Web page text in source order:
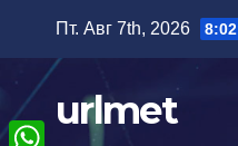
содержимому
Пт. Авг 7th, 2026
urlmet